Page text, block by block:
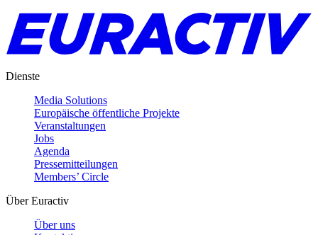
Dienste
Media Solutions
Europäische öffentliche Projekte
Veranstaltungen
Jobs
Agenda
Pressemitteilungen
Members’ Circle
Über Euractiv
Über uns